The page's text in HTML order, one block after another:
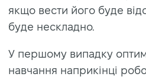
якщо вести його буде
буде нескладно.
У першому випадку
навчання наприкінці